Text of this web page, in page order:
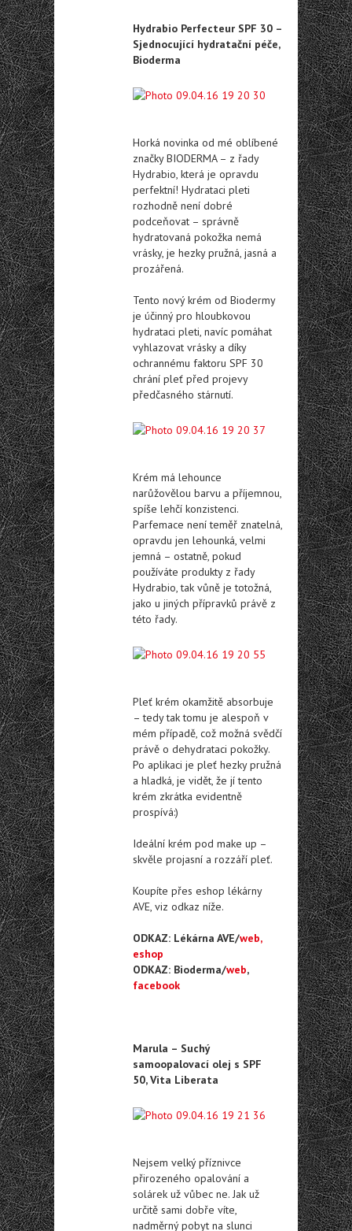
Hydrabio Perfecteur SPF 30 –
Sjednocující hydratační péče,
Bioderma
Horká novinka od mé oblíbené
značky BIODERMA – z řady
Hydrabio, která je opravdu
perfektní! Hydrataci pleti
rozhodně není dobré
podceňovat – správně
hydratovaná pokožka nemá
vrásky, je hezky pružná, jasná a
prozářená.
Tento nový krém od Biodermy
je účinný pro hloubkovou
hydrataci pleti, navíc pomáhat
vyhlazovat vrásky a díky
ochrannému faktoru SPF 30
chrání pleť před projevy
předčasného stárnutí.
Krém má lehounce
narůžovělou barvu a příjemnou,
spíše lehčí konzistenci.
Parfemace není teměř znatelná,
opravdu jen lehounká, velmi
jemná – ostatně, pokud
používáte produkty z řady
Hydrabio, tak vůně je totožná,
jako u jiných přípravků právě z
této řady.
Pleť krém okamžitě absorbuje
– tedy tak tomu je alespoň v
mém případě, což možná svědčí
právě o dehydrataci pokožky.
Po aplikaci je pleť hezky pružná
a hladká, je vidět, že jí tento
krém zkrátka evidentně
prospívá:)
Ideální krém pod make up –
skvěle projasní a rozzáří pleť.
Koupíte přes eshop lékárny
AVE, viz odkaz níže.
ODKAZ: Lékárna AVE/web,
eshop
ODKAZ: Bioderma/web,
facebook
Marula – Suchý
samoopalovací olej s SPF
50, Vita Liberata
Nejsem velký příznivce
přirozeného opalování a
solárek už vůbec ne. Jak už
určitě sami dobře víte,
nadměrný pobyt na slunci